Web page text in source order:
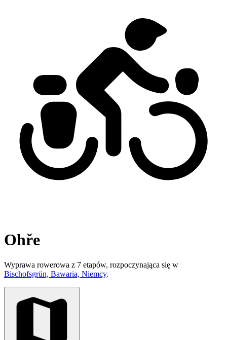
Ohře
Wyprawa rowerowa z 7 etapów, rozpoczynająca się w
Bischofsgrün, Bawaria, Niemcy.